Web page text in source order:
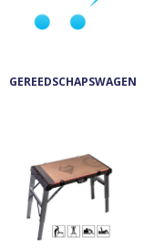
GEREEDSCHAPSWAGEN